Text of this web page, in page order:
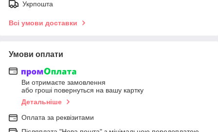
Укрпошта
Всі умови доставки
Умови оплати
Ви отримаєте замовлення
або гроші повернуться на вашу картку
Детальніше
Оплата за реквізитами